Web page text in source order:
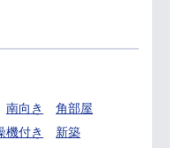
南向き
角部屋
機付き
新築